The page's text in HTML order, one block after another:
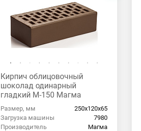
Кирпич облицовочный
шоколад одинарный
гладкий М-150 Магма
Размер, мм
250х120х65
Загрузка машины
7980
Производитель
Магма